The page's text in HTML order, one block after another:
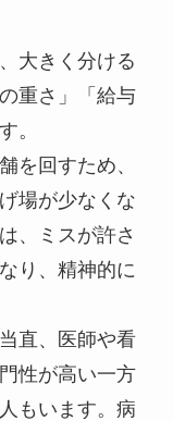
大きく分ける
重さ」「給与
。
を回すため、
場が少なくな
、ミスが許さ
り、精神的に
直、医師や看
性が高い一方
もいます。病